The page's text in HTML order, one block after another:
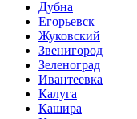
Дубна
Егорьевск
Жуковский
Звенигород
Зеленоград
Ивантеевка
Калуга
Кашира